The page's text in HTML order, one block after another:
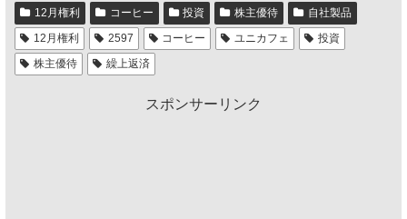
12月権利 コーヒー 投資 株主優待
自社製品
12月権利
2597 コーヒー ユニカフェ
投資
株主優待
繰上返済
スポンサーリンク